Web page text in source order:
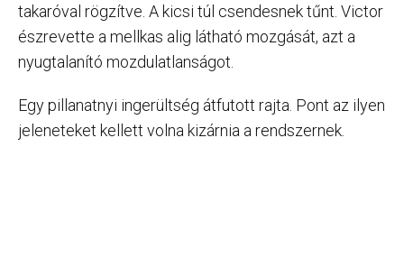
takaróval rögzítve. A kicsi túl csendesnek tűnt. Victor
észrevette a mellkas alig látható mozgását, azt a
nyugtalanító mozdulatlanságot.
Egy pillanatnyi ingerültség átfutott rajta. Pont az ilyen
jeleneteket kellett volna kizárnia a rendszernek.